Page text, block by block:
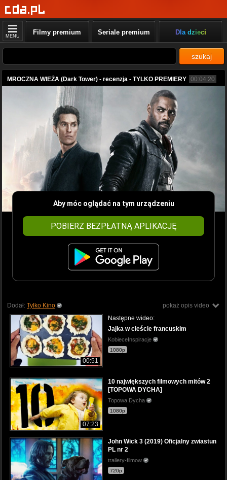
MENU Filmy premium Seriale premium Dla dzieci
szukaj
MROCZNA WIEŻA (Dark Tower) - recenzja - TYLKO PREMIERY 00:04:20
Aby móc oglądać na tym urządzeniu
POBIERZ BEZPŁATNĄ APLIKACJĘ
pokaż opis video
Dodał: Tylko Kino
00:51
Następne wideo:
Jajka w cieście francuskim
KobieceInspiracje
1080p
07:23
10 największych filmowych mitów 2
[TOPOWA DYCHA]
Topowa Dycha
1080p
John Wick 3 (2019) Oficjalny zwiastun
PL nr 2
trailery-filmow
720p